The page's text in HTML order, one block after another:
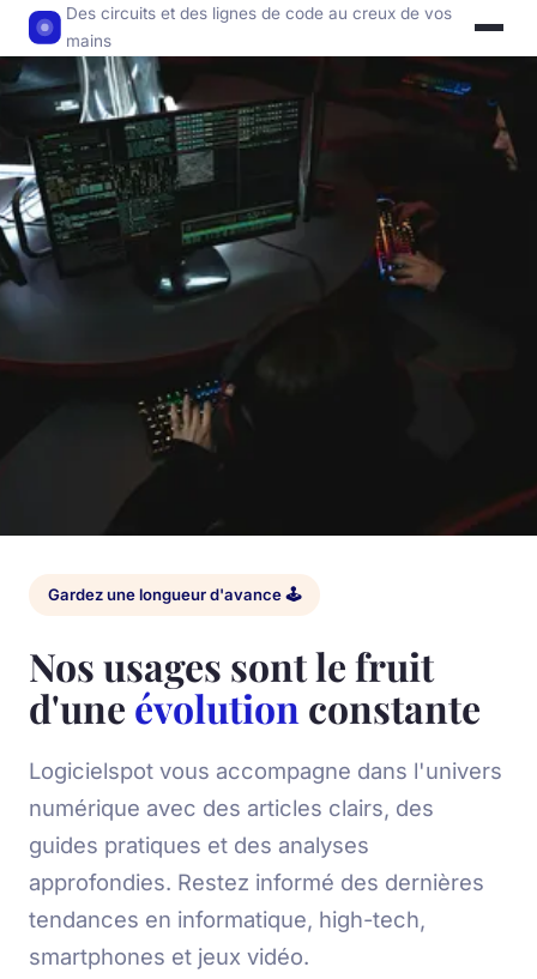
Des circuits et des lignes de code au creux de vos
mains
Gardez une longueur d'avance 🕹️
Nos usages sont le fruit
d'une évolution constante
Logicielspot vous accompagne dans l'univers
numérique avec des articles clairs, des
guides pratiques et des analyses
approfondies. Restez informé des dernières
tendances en informatique, high-tech,
smartphones et jeux vidéo.